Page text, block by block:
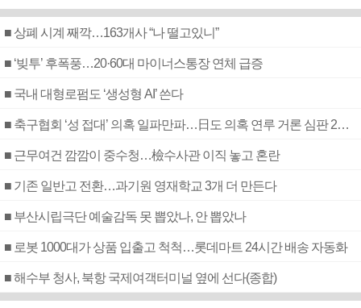
■ 상폐 시계 째깍…163개사 “나 떨고있니”
■ ‘빚투’ 후폭풍…20·60대 마이너스통장 연체 급증
■ 국내 대형로펌도 ‘생성형 AI’ 쓴다
■ 축구협회 ‘성 접대’ 의혹 일파만파…日도 의혹 연루 거론 심판 2명 조사
■ 근무여건 깜깜이 중수청…檢수사관 이직 놓고 혼란
■ 기존 일반고 전환…과기원 영재학교 3개 더 만든다
■ 부산시립극단 예술감독 못 뽑았나, 안 뽑았나
■ 로봇 1000대가 상품 입출고 척척…롯데마트 24시간 배송 자동화
■ 해수부 청사, 북항 국제여객터미널 옆에 선다(종합)